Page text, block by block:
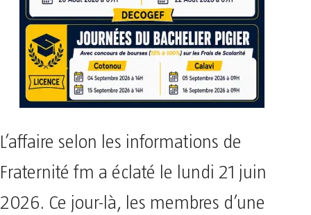
​L’affaire selon les informations de
Fraternité fm a éclaté le lundi 21 juin
2026. Ce jour-là, les membres d’une